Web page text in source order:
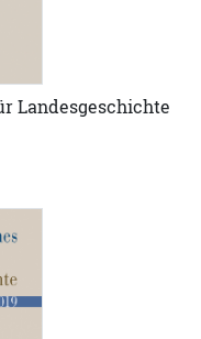
Landesgeschichte